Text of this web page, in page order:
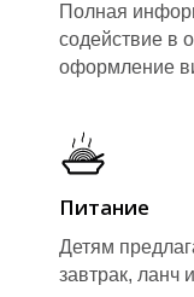
Полная
содействие в
оформление
Питание
Детям
завтрак, ланч